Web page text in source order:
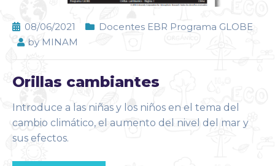
08/06/2021
Docentes EBR Programa GLOBE
by MINAM
Orillas cambiantes
Introduce a las niñas y los niños en el tema del
cambio climático, el aumento del nivel del mar y
sus efectos.